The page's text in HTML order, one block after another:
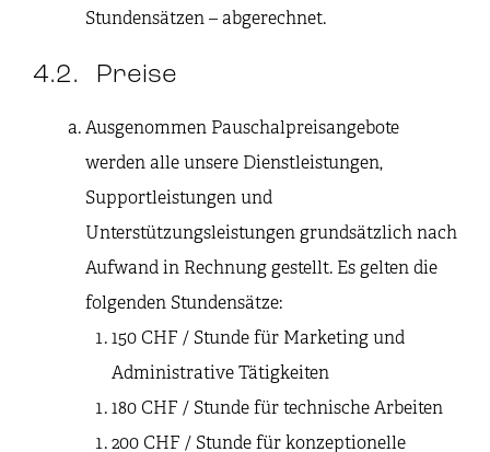
Stundensätzen – abgerechnet.
4.2. Preise
Ausgenommen Pauschalpreisangebote
werden alle unsere Dienstleistungen,
Supportleistungen und
Unterstützungsleistungen grundsätzlich nach
Aufwand in Rechnung gestellt. Es gelten die
folgenden Stundensätze:
150 CHF / Stunde für Marketing und
Administrative Tätigkeiten
180 CHF / Stunde für technische Arbeiten
200 CHF / Stunde für konzeptionelle